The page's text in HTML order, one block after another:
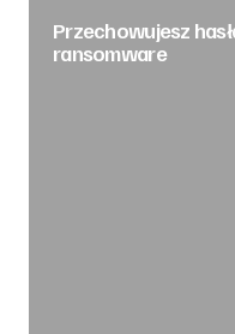
Przechowujesz
ransomware